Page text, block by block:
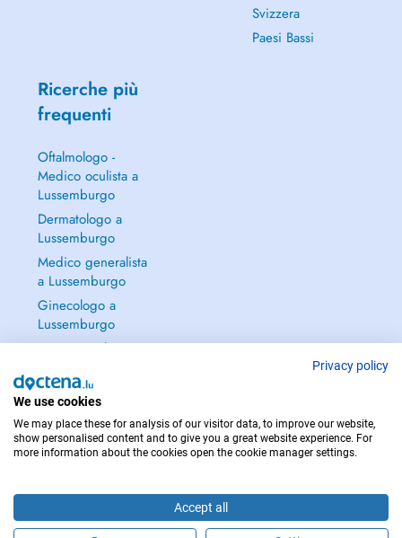
Svizzera
Paesi Bassi
Ricerche più
frequenti
Oftalmologo -
Medico oculista a
Lussemburgo
Dermatologo a
Lussemburgo
Medico generalista
a Lussemburgo
Ginecologo a
Lussemburgo
Continua a leggere
PER LE URGENZE, CONSULTARE : 112
Privacy policy
We use cookies
We may place these for analysis of our visitor data, to improve our website,
show personalised content and to give you a great website experience. For
more information about the cookies open the cookie manager settings.
Accept all